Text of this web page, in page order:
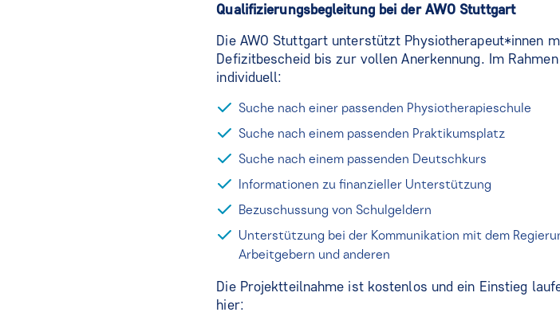
Qualifizierungsbegleitung bei der AWO Stuttgart
Die AWO Stuttgart unterstützt Physiotherapeut*innen
Defizitbescheid bis zur vollen Anerkennung. Im
individuell:
Suche nach einer passenden Physiotherapieschule
Suche nach einem passenden Praktikumsplatz
Suche nach einem passenden Deutschkurs
Informationen zu finanzieller Unterstützung
Bezuschussung von Schulgeldern
Unterstützung bei der Kommunikation mit dem
Arbeitgebern und anderen
Die Projektteilnahme ist kostenlos und ein Einstieg
hier: